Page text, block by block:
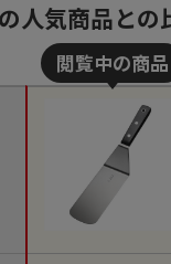
人気商品との